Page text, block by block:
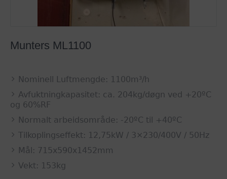
Munters ML1100
Nominell Luftmengde: 1100m³/h
Avfuktningkapasitet: ca. 204kg/døgn ved +20ºC
og 60%RF
Normalt arbeidsområde: -20ºC til +40ºC
Tilkoplingseffekt: 12,75kW / 3×230/400V / 50Hz
Mål: 715x590x1452mm
Vekt: 153kg